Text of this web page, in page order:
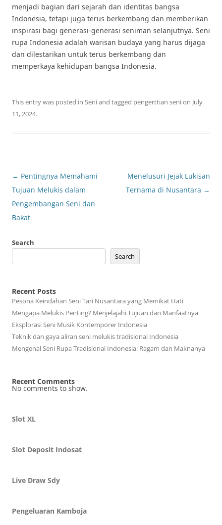
menjadi bagian dari sejarah dan identitas bangsa
Indonesia, tetapi juga terus berkembang dan memberikan
inspirasi bagi generasi-generasi seniman selanjutnya. Seni
rupa Indonesia adalah warisan budaya yang harus dijaga
dan dilestarikan untuk terus berkembang dan
memperkaya kehidupan bangsa Indonesia.
This entry was posted in Seniand tagged pengerttian senion July
11, 2024.
Post
navigation
← Pentingnya Memahami
Tujuan Melukis dalam
Pengembangan Seni dan
Bakat
Menelusuri Jejak Lukisan
Ternama di Nusantara →
Search
Search
Recent Posts
Pesona Keindahan Seni Tari Nusantara yang Memikat Hati
Mengapa Melukis Penting? Menjelajahi Tujuan dan Manfaatnya
Eksplorasi Seni Musik Kontemporer Indonesia
Teknik dan gaya aliran seni melukis tradisional Indonesia
Mengenal Seni Rupa Tradisional Indonesia: Ragam dan Maknanya
Recent Comments
No comments to show.
Slot XL
Slot Deposit Indosat
Live Draw Sdy
Pengeluaran Kamboja